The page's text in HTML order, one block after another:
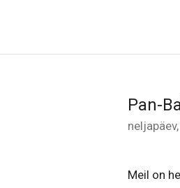
Pan-
Meil on